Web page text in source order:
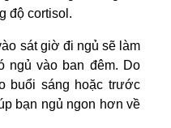
độ cortisol.
sát giờ đi ngủ sẽ làm
ngủ vào ban đêm. Do
buổi sáng hoặc trước
bạn ngủ ngon hơn về